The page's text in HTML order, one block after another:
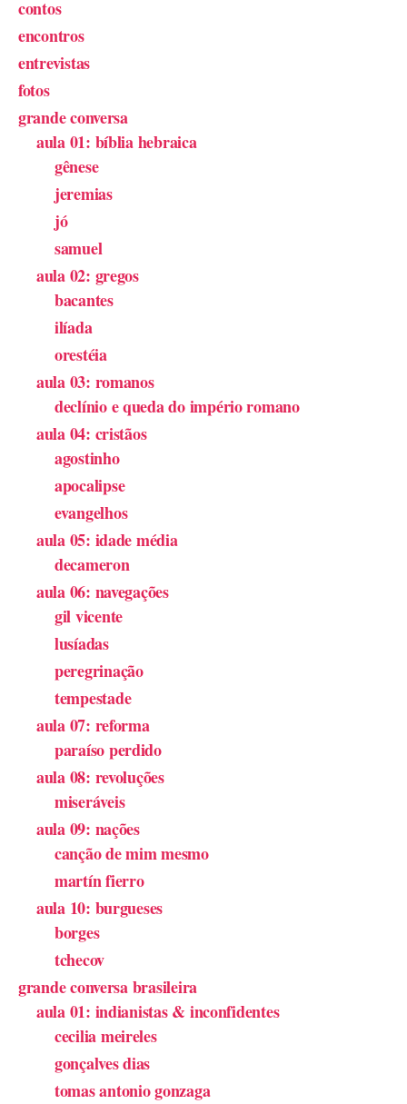
contos
encontros
entrevistas
fotos
grande conversa
aula 01: bíblia hebraica
gênese
jeremias
jó
samuel
aula 02: gregos
bacantes
ilíada
orestéia
aula 03: romanos
declínio e queda do império romano
aula 04: cristãos
agostinho
apocalipse
evangelhos
aula 05: idade média
decameron
aula 06: navegações
gil vicente
lusíadas
peregrinação
tempestade
aula 07: reforma
paraíso perdido
aula 08: revoluções
miseráveis
aula 09: nações
canção de mim mesmo
martín fierro
aula 10: burgueses
borges
tchecov
grande conversa brasileira
aula 01: indianistas & inconfidentes
cecilia meireles
gonçalves dias
tomas antonio gonzaga